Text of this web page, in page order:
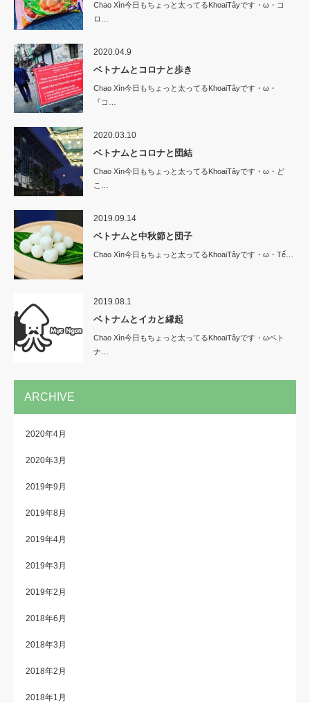
Chao Xìn今日もちょっと太ってるKhoaiTâyです・ω・コ
ロ…
2020.04.9
ベトナムとコロナと歩き
Chao Xìn今日もちょっと太ってるKhoaiTâyです・ω・
『コ…
2020.03.10
ベトナムとコロナと団結
Chao Xìn今日もちょっと太ってるKhoaiTâyです・ω・ど
こ…
2019.09.14
ベトナムと中秋節と団子
Chao Xìn今日もちょっと太ってるKhoaiTâyです・ω・Tế…
2019.08.1
ベトナムとイカと縁起
Chao Xìn今日もちょっと太ってるKhoaiTâyです・ωベト
ナ…
ARCHIVE
2020年4月
2020年3月
2019年9月
2019年8月
2019年4月
2019年3月
2019年2月
2018年6月
2018年3月
2018年2月
2018年1月